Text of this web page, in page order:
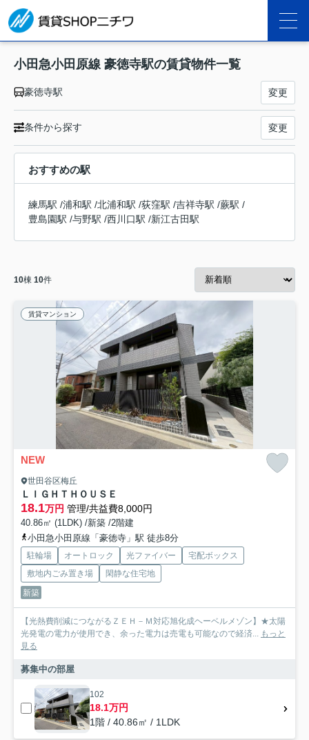
小田急小田原線 豪徳寺駅の賃貸物件一覧
豪徳寺駅 変更
条件から探す 変更
おすすめの駅
練馬駅 /浦和駅 /北浦和駅 /荻窪駅 /吉祥寺駅 /蕨駅 /
豊島園駅 /与野駅 /西川口駅 /新江古田駅
10棟 10件
賃貸マンション
NEW
世田谷区梅丘
ＬＩＧＨＴＨＯＵＳＥ
18.1万円 管理/共益費8,000円
40.86㎡ (1LDK) /新築 /2階建
小田急小田原線「豪徳寺」駅 徒歩8分
駐輪場 オートロック 光ファイバー
宅配ボックス
敷地内ごみ置き場
閑静な住宅地
新築
【光熱費削減につながるＺＥＨ－Ｍ対応旭化成ヘーベルメゾン】★太陽
光発電の電力が使用でき、余った電力は売電も可能なので経済...
もっと
見る
募集中の部屋
102
18.1万円
1階 / 40.86㎡ / 1LDK